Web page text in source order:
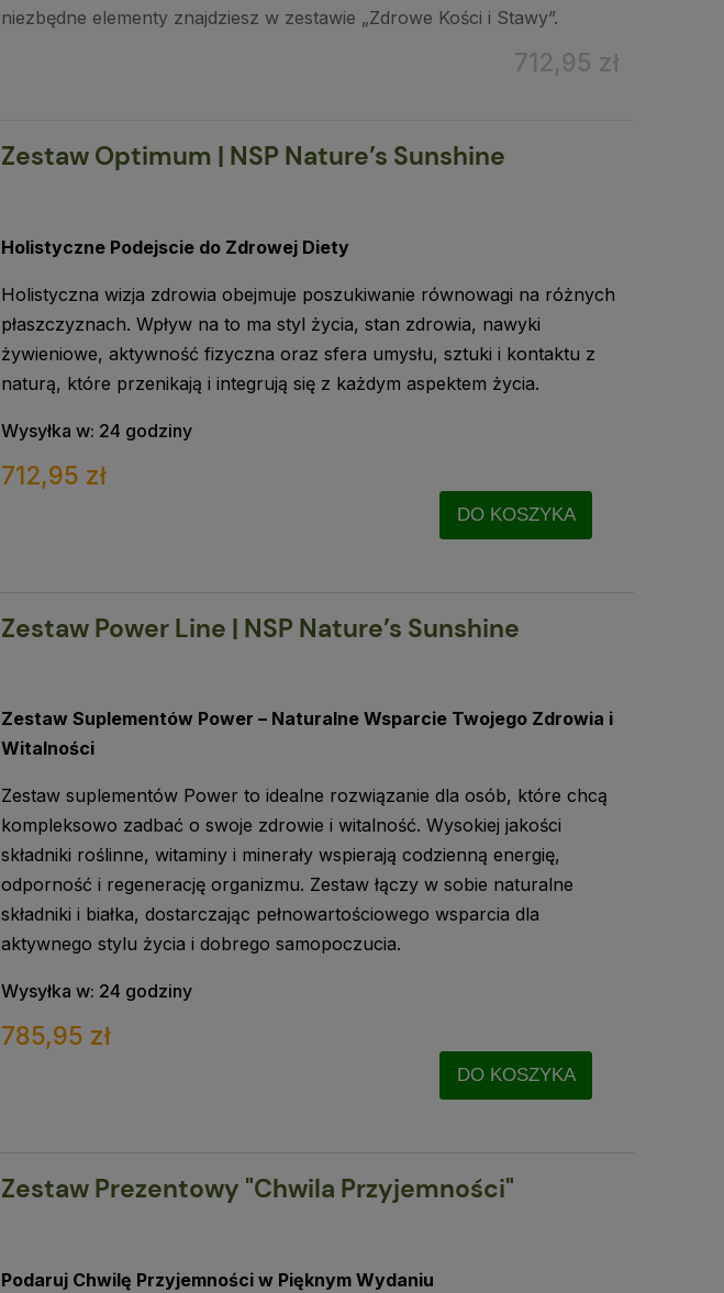
niezbędne elementy znajdziesz w zestawie „Zdrowe Kości i Stawy”.
712,95 zł
Zestaw Optimum | NSP Nature’s Sunshine
Holistyczne Podejscie do Zdrowej Diety
Holistyczna wizja zdrowia obejmuje poszukiwanie równowagi na różnych
płaszczyznach. Wpływ na to ma styl życia, stan zdrowia, nawyki
żywieniowe, aktywność fizyczna oraz sfera umysłu, sztuki i kontaktu z
naturą, które przenikają i integrują się z każdym aspektem życia.
Wysyłka w: 24 godziny
712,95 zł
DO KOSZYKA
Zestaw Power Line | NSP Nature’s Sunshine
Zestaw Suplementów Power – Naturalne Wsparcie Twojego Zdrowia i
Witalności
Zestaw suplementów Power to idealne rozwiązanie dla osób, które chcą
kompleksowo zadbać o swoje zdrowie i witalność. Wysokiej jakości
składniki roślinne, witaminy i minerały wspierają codzienną energię,
odporność i regenerację organizmu. Zestaw łączy w sobie naturalne
składniki i białka, dostarczając pełnowartościowego wsparcia dla
aktywnego stylu życia i dobrego samopoczucia.
Wysyłka w: 24 godziny
785,95 zł
DO KOSZYKA
Zestaw Prezentowy "Chwila Przyjemności"
Podaruj Chwilę Przyjemności w Pięknym Wydaniu